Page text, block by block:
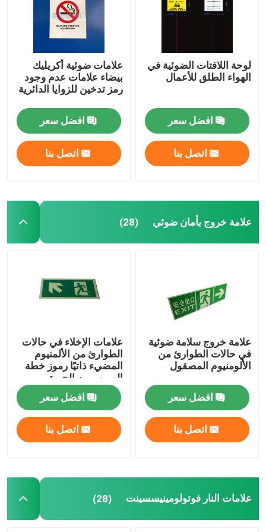
المنتجات
حول بنا
جولة في المعمل
ضبط الجودة
اتصل بنا
لوحة اللافتات الضوئية في
الهواء الطلق للأعمال
افضل سعر
اتصل بنا
علامات ضوئية أكريليك
بيضاء علامات عدم وجود
رمز تدخين للزوايا الدائرية
افضل سعر
اتصل بنا
علامة خروج بأمان ضوئي (28)
علامة خروج سلامة ضوئية
في حالات الطوارئ من
الألومنيوم المصقول
افضل سعر
اتصل بنا
علامات الإخلاء في حالات
الطوارئ من الألمنيوم
المضيء ذاتيًا رموز خطة
الهروب من الحريق
افضل سعر
اتصل بنا
علامات النار فوتولومينيسسينت (28)